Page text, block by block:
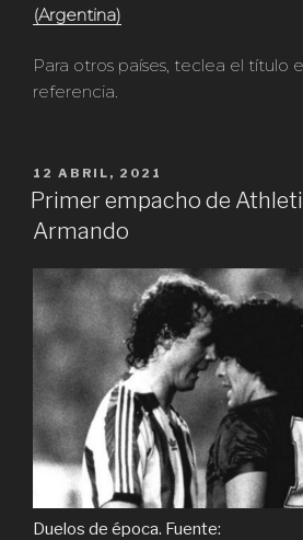
(Argentina)
Para otros países, teclea el título
referencia.
PUBLICADO
EN
12 ABRIL, 2021
Primer empacho de
Armando
Duelos de época. Fuente: